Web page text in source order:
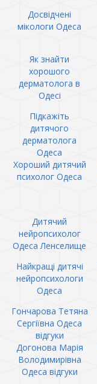
Досвідчені
мікологи Одеса
Як знайти
хорошого
дерматолога в
Одесі
Підкажіть
дитячого
дерматолога
Одеса
Хороший дитячий
психолог Одеса
Дитячий
нейропсихолог
Одеса Ленселище
Найкращі дитячі
нейропсихологи
Одеса
Гончарова Тетяна
Сергіївна Одеса
відгуки
Догонова Марія
Володимирівна
Одеса відгуки